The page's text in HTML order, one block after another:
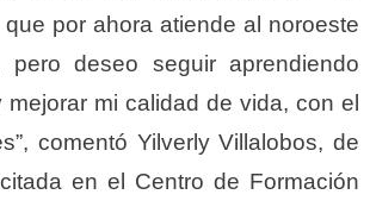
por ahora atiende al noroeste
pero deseo seguir aprendiendo
mi calidad de vida, con el
comentó Yilverly Villalobos, de
en el Centro de Formación